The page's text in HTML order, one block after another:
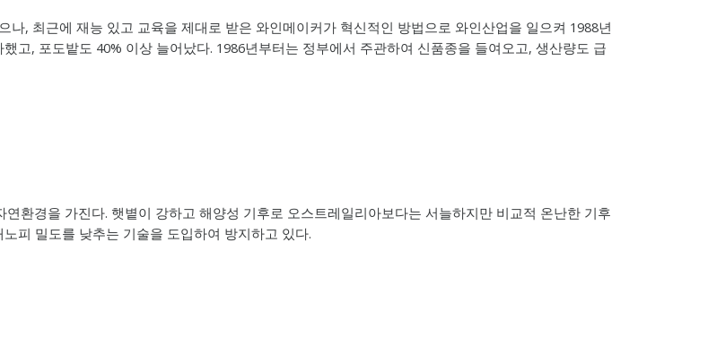
, 최근에 재능 있고 교육을 제대로 받은 와인메이커가 혁신적인 방법으로 와인산업을 일으켜 1988년
고, 포도밭도 40% 이상 늘어났다. 1986년부터는 정부에서 주관하여 신품종을 들여오고, 생산량도 급
환경을 가진다. 햇볕이 강하고 해양성 기후로 오스트레일리아보다는 서늘하지만 비교적 온난한 기후
피 밀도를 낮추는 기술을 도입하여 방지하고 있다.